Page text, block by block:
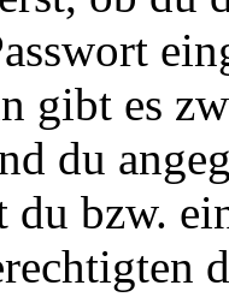
gibt es
du
du bzw.